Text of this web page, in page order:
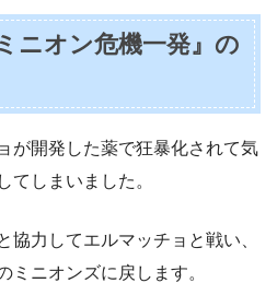
ニオン危機一発』の
が開発した薬で狂暴化されて気
てしまいました。
協力してエルマッチョと戦い、
ミニオンズに戻します。